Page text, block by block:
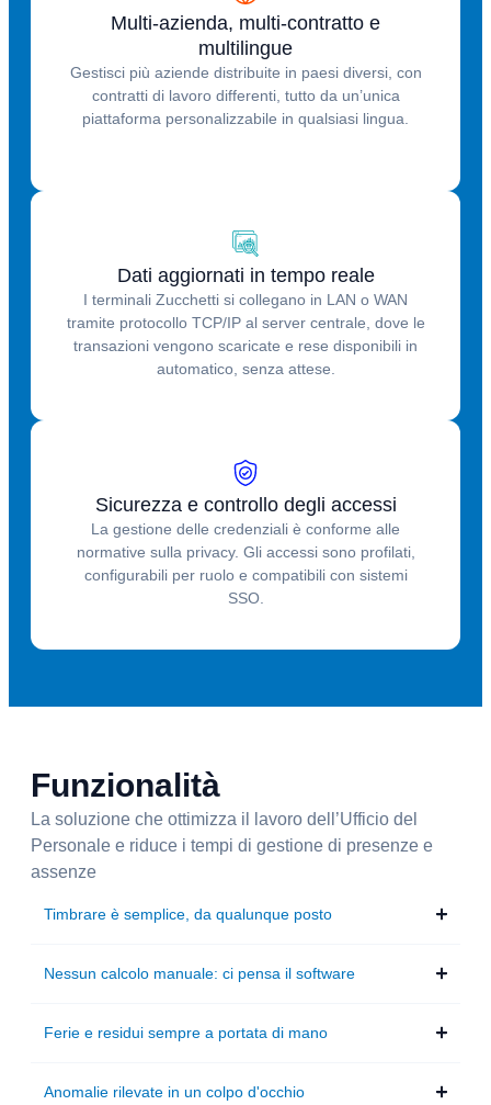
Multi-azienda, multi-contratto e
multilingue
Gestisci più aziende distribuite in paesi diversi, con
contratti di lavoro differenti, tutto da un’unica
piattaforma personalizzabile in qualsiasi lingua.
Dati aggiornati in tempo reale
I terminali Zucchetti si collegano in LAN o WAN
tramite protocollo TCP/IP al server centrale, dove le
transazioni vengono scaricate e rese disponibili in
automatico, senza attese.
Sicurezza e controllo degli accessi
La gestione delle credenziali è conforme alle
normative sulla privacy. Gli accessi sono profilati,
configurabili per ruolo e compatibili con sistemi
SSO.
Funzionalità
La soluzione che ottimizza il lavoro dell’Ufficio del
Personale e riduce i tempi di gestione di presenze e
assenze
Timbrare è semplice, da qualunque posto
Nessun calcolo manuale: ci pensa il software
Ferie e residui sempre a portata di mano
Anomalie rilevate in un colpo d'occhio